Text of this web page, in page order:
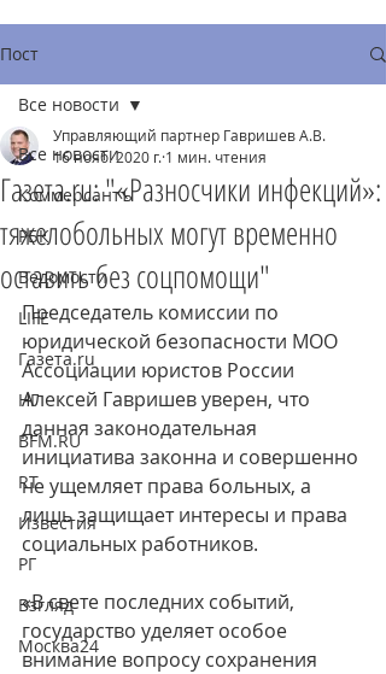
Пост
Все новости
Коммерсантъ
РБК
Ведомости
LIFE
Газета.ru
НГ
BFM.RU
RT
Известия
РГ
Взгляд
Москва24
Все новости
Газета.ru: "«Разносчики инфекций»:
тяжелобольных могут временно
оставить без соцпомощи"
Управляющий партнер Гавришев А.В.
16 нояб. 2020 г. 1 мин. чтения
Председатель комиссии по
юридической безопасности МОО
Ассоциации юристов России
Алексей Гавришев уверен, что
данная законодательная
инициатива законна и совершенно
не ущемляет права больных, а
лишь защищает интересы и права
социальных работников.
«В свете последних событий,
государство уделяет особое
внимание вопросу сохранения